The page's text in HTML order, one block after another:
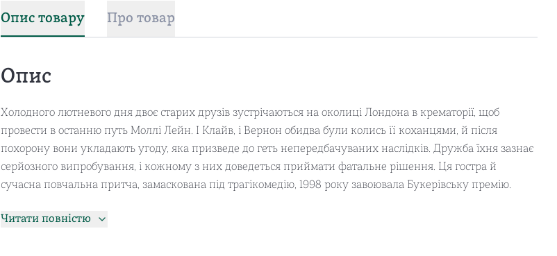
Опис товару Про товар
Опис
Холодного лютневого дня двоє старих друзів зустрічаються на околиці Лондона в крематорії, щоб
провести в останню путь Моллі Лейн. І Клайв, і Вернон обидва були колись її коханцями, й після
похорону вони укладають угоду, яка призведе до геть непередбачуваних наслідків. Дружба їхня зазнає
серйозного випробування, і кожному з них доведеться приймати фатальне рішення. Ця гостра й
сучасна повчальна притча, замаскована під трагікомедію, 1998 року завоювала Букерівську премію.
Читати повністю